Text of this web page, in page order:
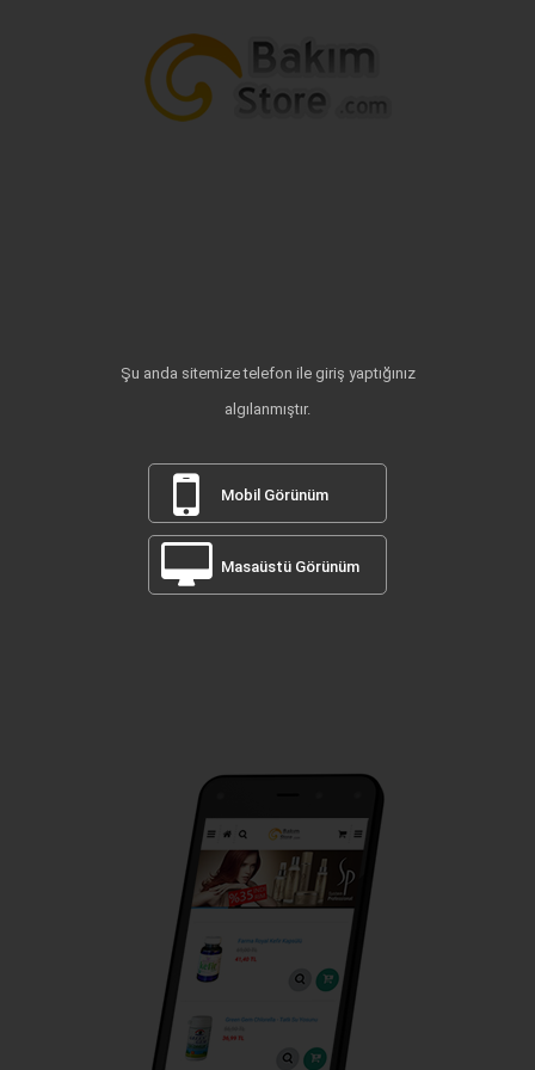
Şu anda sitemize telefon ile giriş yaptığınız
algılanmıştır.
Mobil Görünüm
Masaüstü Görünüm